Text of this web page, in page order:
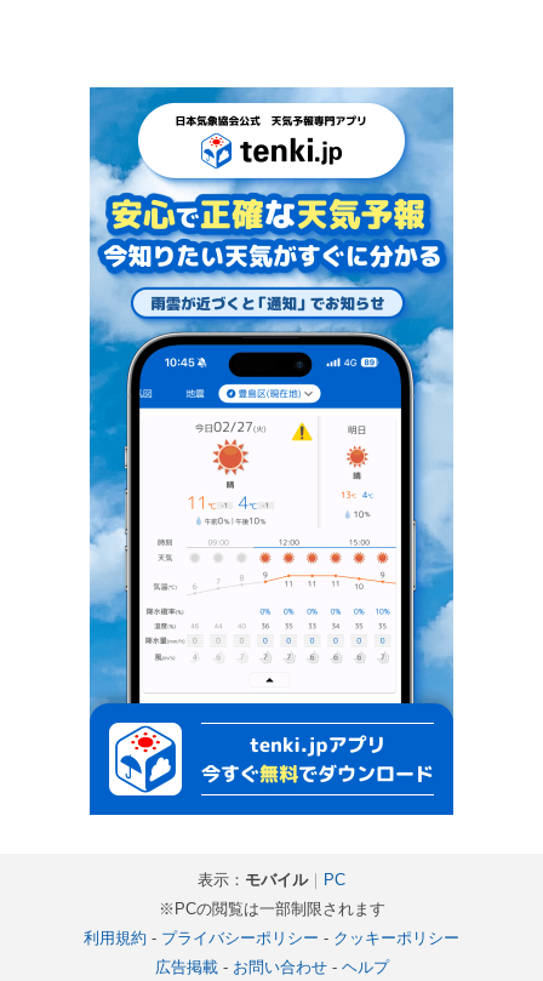
表示： モバイル｜ PC
※PCの閲覧は一部制限されます
利用規約 - プライバシーポリシー - クッキーポリシー
広告掲載- お問い合わせ- ヘルプ